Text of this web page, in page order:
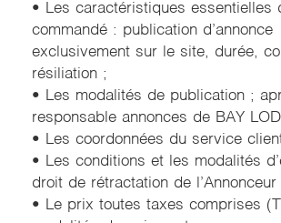
• Les caractéristiques essentielles
commandé : publication d’annonce
exclusivement sur le site, durée,
résiliation ;
• Les modalités de publication ;
responsable annonces de BAY
• Les coordonnées du service
• Les conditions et les modalités
droit de rétractation de l’Annonceur
• Le prix toutes taxes comprises